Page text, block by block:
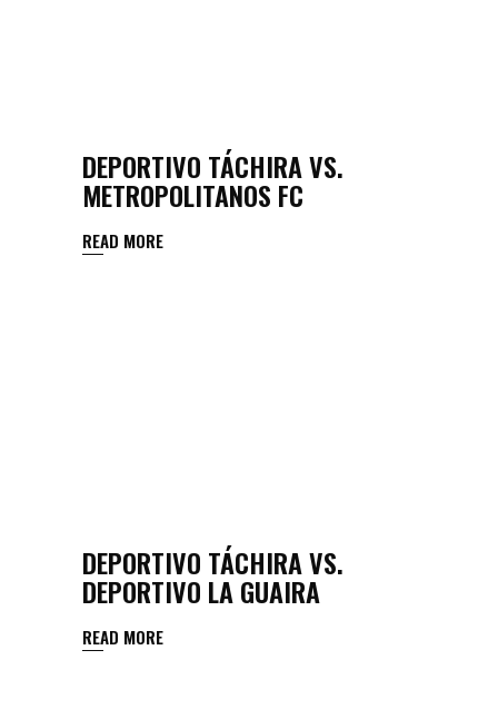
DEPORTIVO TÁCHIRA VS.
METROPOLITANOS FC
READ MORE
DEPORTIVO TÁCHIRA VS.
DEPORTIVO LA GUAIRA
READ MORE